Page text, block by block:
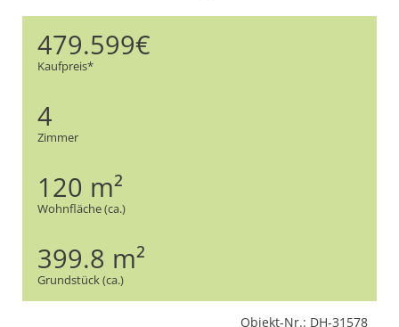
479.599€
Kaufpreis*
4
Zimmer
120 m²
Wohnfläche (ca.)
399.8 m²
Grundstück (ca.)
Objekt-Nr.: DH-31578